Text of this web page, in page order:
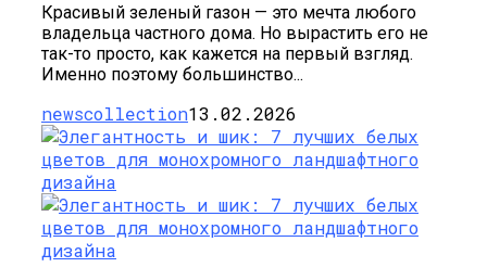
Красивый зеленый газон — это мечта любого
владельца частного дома. Но вырастить его не
так-то просто, как кажется на первый взгляд.
Именно поэтому большинство...
newscollection13.02.2026